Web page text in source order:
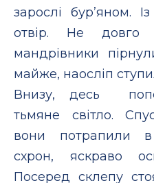
зарослі бур’яном.
отвір. Не довго
мандрівники
майже, наосліп
Внизу, десь
тьмяне світло.
вони потрапили
схрон, яскраво
Посеред склепу